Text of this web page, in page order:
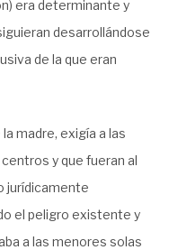
era determinante y
desarrollándose
de la que eran
madre, exigía a las
y que fueran al
jurídicamente
el peligro existente y
a las menores solas